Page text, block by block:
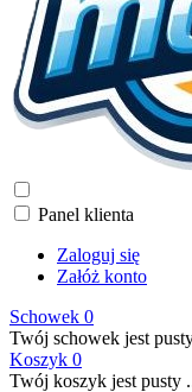
Panel klienta
Zaloguj się
Załóż konto
Schowek 0
Twój schowek jest
Koszyk 0
Twój koszyk jest pusty